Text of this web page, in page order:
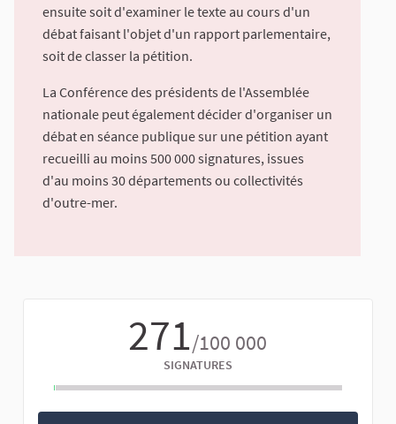
ensuite soit d'examiner le texte au cours d'un
débat faisant l'objet d'un rapport parlementaire,
soit de classer la pétition.
La Conférence des présidents de l'Assemblée
nationale peut également décider d'organiser un
débat en séance publique sur une pétition ayant
recueilli au moins 500 000 signatures, issues
d'au moins 30 départements ou collectivités
d'outre-mer.
271/100 000
SIGNATURES